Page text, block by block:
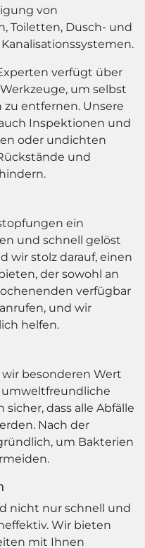
von
Toiletten, Dusch- und
verfügt über
um selbst
entfernen. Unsere
Inspektionen und
oder undichten
und
ein
und schnell gelöst
wir stolz darauf, einen
der sowohl an
verfügbar
und wir
helfen.
besonderen Wert
umweltfreundliche
dass alle Abfälle
Nach der
um Bakterien
nicht nur schnell und
Wir bieten
mit Ihnen